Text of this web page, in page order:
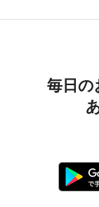
毎日の